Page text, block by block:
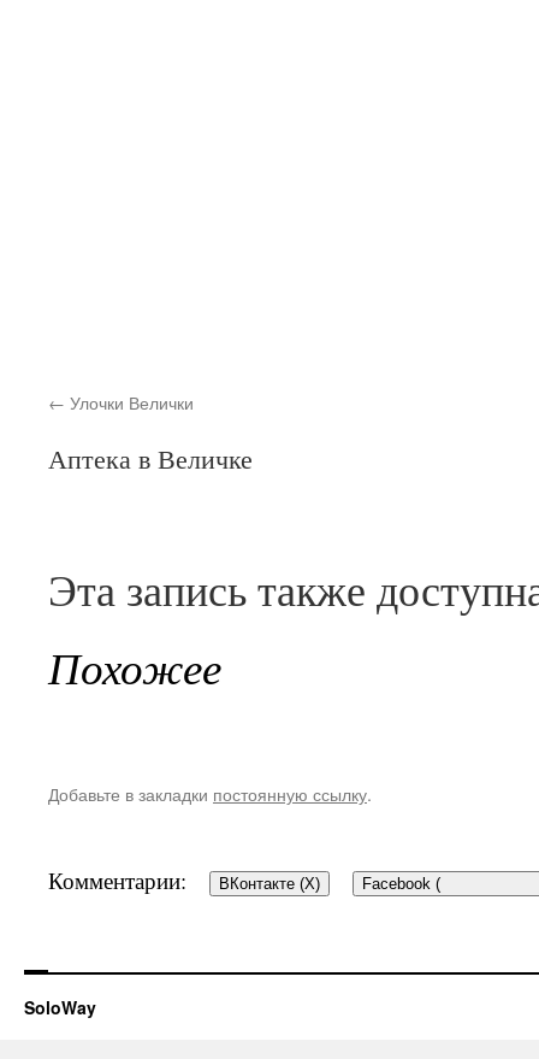
Улочки Велички
Аптека в Величке
Эта запись также
Похожее
Добавьте в закладки постоянную ссылку.
Комментарии: ВКонтакте (X) Facebook (
SoloWay